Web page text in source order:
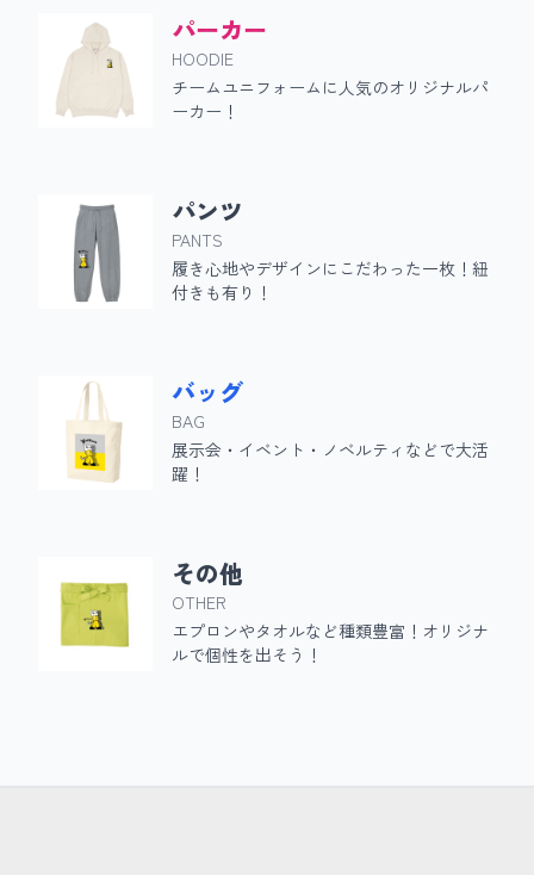
パーカー
HOODIE
チームユニフォームに人気のオリジナルパ
ーカー！
パンツ
PANTS
履き心地やデザインにこだわった一枚！紐
付きも有り！
バッグ
BAG
展示会・イベント・ノベルティなどで大活
躍！
その他
OTHER
エプロンやタオルなど種類豊富！オリジナ
ルで個性を出そう！